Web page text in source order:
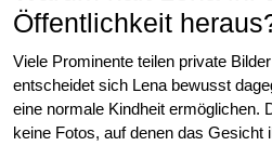
Öffentlichkeit
Viele Prominente teilen private
entscheidet sich Lena bewusst
eine normale Kindheit ermöglichen.
keine Fotos, auf denen das Gesicht